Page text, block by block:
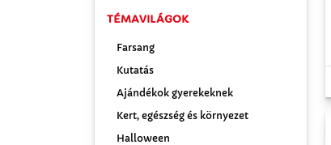
TÉMAVILÁGOK
Farsang
Kutatás
Ajándékok gyerekeknek
Kert, egészség és környezet
Halloween